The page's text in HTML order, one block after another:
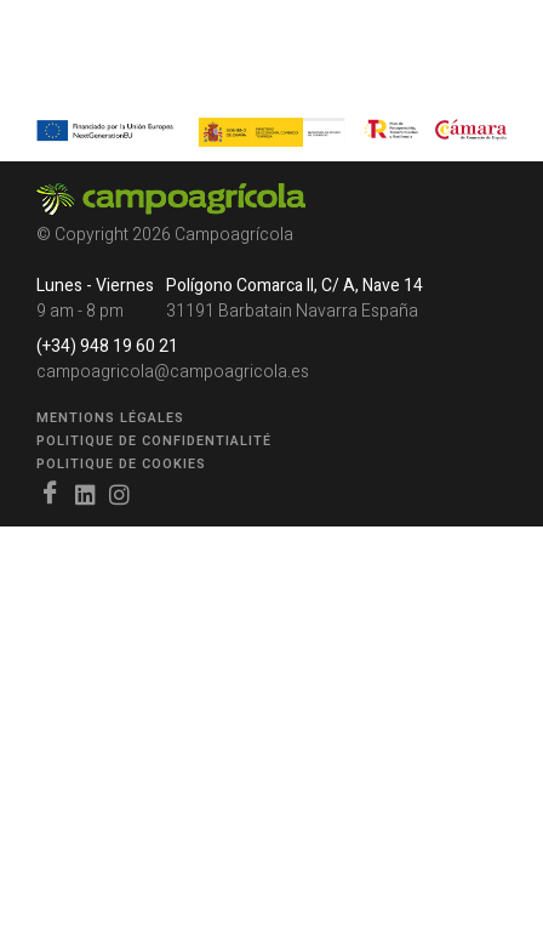
© Copyright 2026 Campoagrícola
Lunes - Viernes
9 am - 8 pm
Polígono Comarca II, C/ A, Nave 14
31191 Barbatain Navarra España
(+34) 948 19 60 21
campoagricola@campoagricola.es
MENTIONS LÉGALES
POLITIQUE DE CONFIDENTIALITÉ
POLITIQUE DE COOKIES